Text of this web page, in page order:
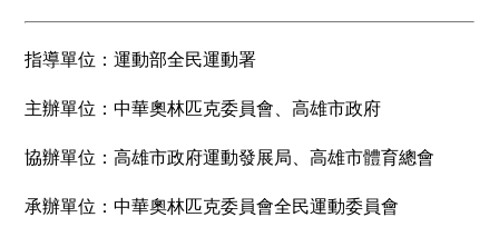
指導單位：運動部全民運動署
主辦單位：中華奧林匹克委員會、高雄市政府
協辦單位：高雄市政府運動發展局、高雄市體育總會
承辦單位：中華奧林匹克委員會全民運動委員會